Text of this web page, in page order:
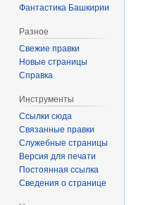
Фантастика Башкирии
Разное
Свежие правки
Новые страницы
Справка
Инструменты
Ссылки сюда
Связанные правки
Служебные страницы
Версия для печати
Постоянная ссылка
Сведения о странице